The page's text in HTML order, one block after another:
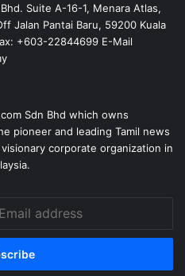
Suite A-16-1, Menara Atlas,
Jalan Pantai Baru, 59200 Kuala
+603-22844699 E-Mail
Sdn Bhd which owns
pioneer and leading Tamil news
corporate organization in